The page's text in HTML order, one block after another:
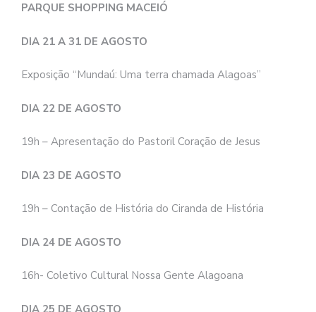
PARQUE SHOPPING MACEIÓ
DIA 21 A 31 DE AGOSTO
Exposição “Mundaú: Uma terra chamada Alagoas”
DIA 22 DE AGOSTO
19h – Apresentação do Pastoril Coração de Jesus
DIA 23 DE AGOSTO
19h – Contação de História do Ciranda de História
DIA 24 DE AGOSTO
16h- Coletivo Cultural Nossa Gente Alagoana
DIA 25 DE AGOSTO